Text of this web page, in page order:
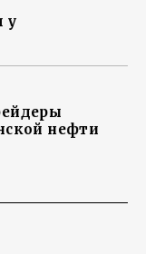
у
нефти